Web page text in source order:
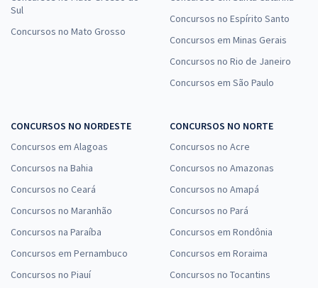
Sul
Concursos no Mato Grosso
Concursos no Espírito Santo
Concursos em Minas Gerais
Concursos no Rio de Janeiro
Concursos em São Paulo
CONCURSOS NO NORDESTE
Concursos em Alagoas
Concursos na Bahia
Concursos no Ceará
Concursos no Maranhão
Concursos na Paraíba
Concursos em Pernambuco
Concursos no Piauí
CONCURSOS NO NORTE
Concursos no Acre
Concursos no Amazonas
Concursos no Amapá
Concursos no Pará
Concursos em Rondônia
Concursos em Roraima
Concursos no Tocantins